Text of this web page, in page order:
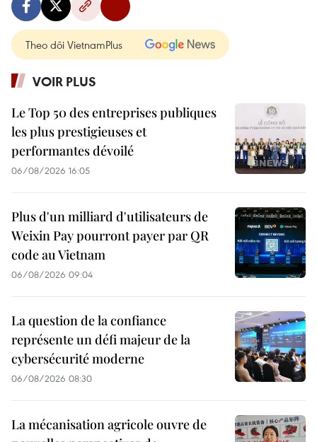
Theo dõi VietnamPlus
VOIR PLUS
Le Top 50 des entreprises publiques
les plus prestigieuses et
performantes dévoilé
06/08/2026 16:05
Plus d'un milliard d'utilisateurs de
Weixin Pay pourront payer par QR
code au Vietnam
06/08/2026 09:04
La question de la confiance
représente un défi majeur de la
cybersécurité moderne
06/08/2026 08:30
La mécanisation agricole ouvre de